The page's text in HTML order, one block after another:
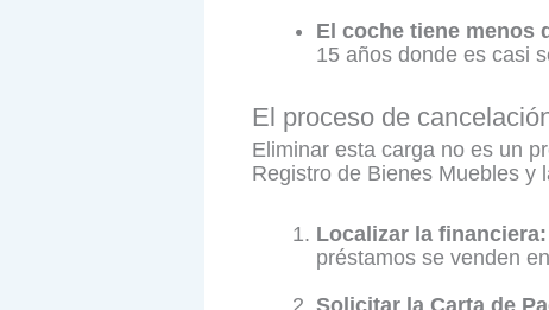
El coche tiene menos
15 años donde es casi
El proceso de
Eliminar esta carga no es un
Registro de Bienes Muebles y
Localizar la financiera:
préstamos se venden